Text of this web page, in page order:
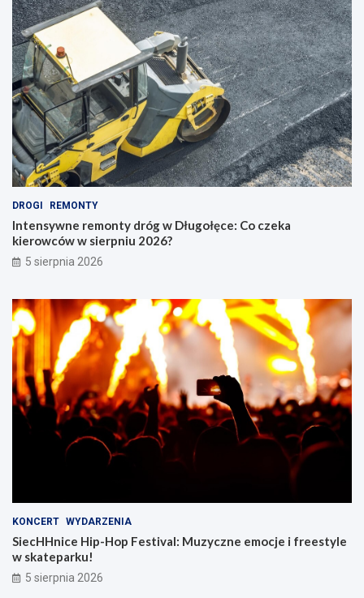
DROGI REMONTY
Intensywne remonty dróg w Długołęce: Co czeka
kierowców w sierpniu 2026?
5 sierpnia 2026
KONCERT WYDARZENIA
SiecHHnice Hip-Hop Festival: Muzyczne emocje i freestyle
w skateparku!
5 sierpnia 2026